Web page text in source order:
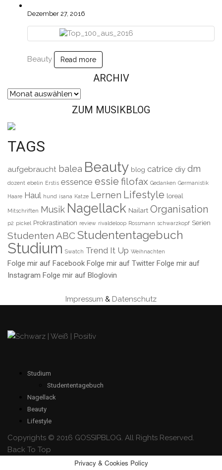
Dezember 27, 2016
Beauty Read more
ARCHIV
Archiv
ZUM MUSIKBLOG
TAGS
aufgebraucht balea Beauty blog catrice diy dm
dozent ebelin Erstis essence essie filofax Gedanken Germanistik
Haare Haul hund isana Katze Lernen Lifestyle loreal
Mitschriften Musik Nagellack Nailart Organisation
p2 pickel Prokrastination review rivaldeloop Rossmann schwarzkopf Serien
Studenten ABCStudententagebuch
Studium Swatch Trend It Up Weihnachten
Folge mir auf Facebook Folge mir auf Twitter Folge mir auf
Instagram Folge mir auf Bloglovin
Impressum & Datenschutz
Studium
Studententagebuch
Nagellack
Beauty
Lifestyle
Copyrights © 2016 GOSSIPBLOG. All Rights Reserved.
Back To Top
Privacy & Cookies Policy